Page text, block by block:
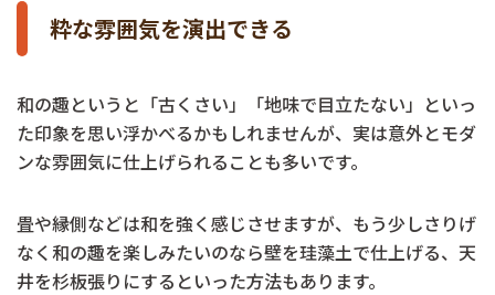
粋な雰囲気を演出できる
和の趣というと「古くさい」「地味で目立たない」といっ
た印象を思い浮かべるかもしれませんが、実は意外とモダ
ンな雰囲気に仕上げられることも多いです。
畳や縁側などは和を強く感じさせますが、もう少しさりげ
なく和の趣を楽しみたいのなら壁を珪藻土で仕上げる、天
井を杉板張りにするといった方法もあります。